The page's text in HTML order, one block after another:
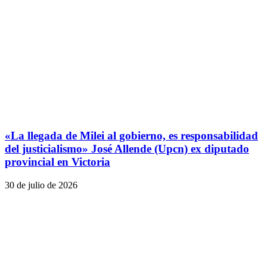
«La llegada de Milei al gobierno, es responsabilidad
del justicialismo» José Allende (Upcn) ex diputado
provincial en Victoria
30 de julio de 2026